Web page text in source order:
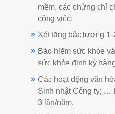
mềm, các chứng chỉ
công việc.
Xét tăng bậc lương 1-
Bảo hiểm sức khỏe
sức khỏe định kỳ
Các hoạt động văn
Sinh nhật Công ty; …
3 lần/năm.